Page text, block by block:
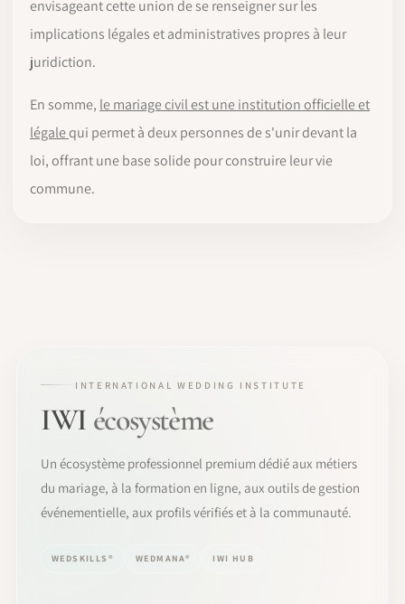
envisageant cette union de se renseigner sur les
implications légales et administratives propres à leur
juridiction.
En somme, le mariage civil est une institution officielle et
légalequi permet à deux personnes de s'unir devant la
loi, offrant une base solide pour construire leur vie
commune.
INTERNATIONAL WEDDING INSTITUTE
IWI écosystème
Un écosystème professionnel premium dédié aux métiers
du mariage, à la formation en ligne, aux outils de gestion
événementielle, aux profils vérifiés et à la communauté.
WEDSKILLS® WEDMANA® IWI HUB